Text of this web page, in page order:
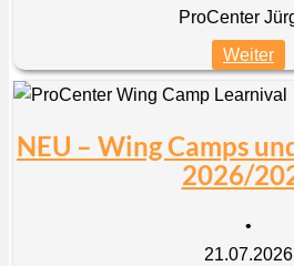
ProCenter
Weiter
NEU – Wing Camps
2026/
•
21.07.2026